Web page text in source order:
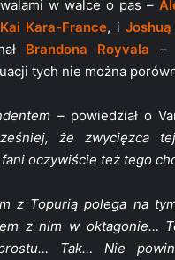
w walce o pas –
Kai Kara-France, i
Brandona Royvala –
tych nie można
–powiedział o
że zwycięzca
oczywiście też tego
z Topurią polega na
z nim w oktagonie…
Tak… Nie